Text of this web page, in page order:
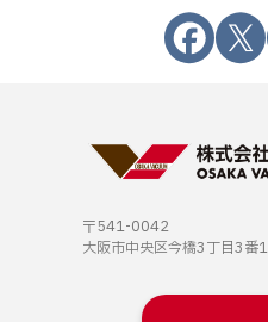
〒541-0042
大阪市中央区今橋3丁目3番